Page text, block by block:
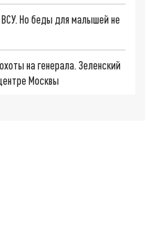
Но беды для малышей не
на генерала. Зеленский
Москвы